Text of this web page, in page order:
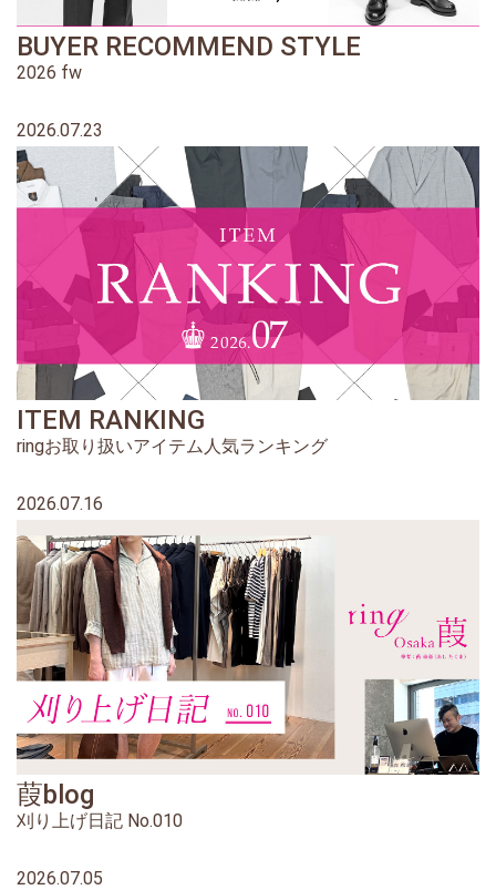
BUYER RECOMMEND STYLE
2026 fw
2026.07.23
ITEM RANKING
ringお取り扱いアイテム人気ランキング
2026.07.16
葭blog
刈り上げ日記 No.010
2026.07.05